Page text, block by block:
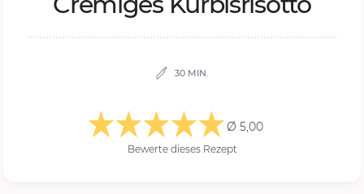
30 MIN.
Ø 5,00
Bewerte dieses Rezept